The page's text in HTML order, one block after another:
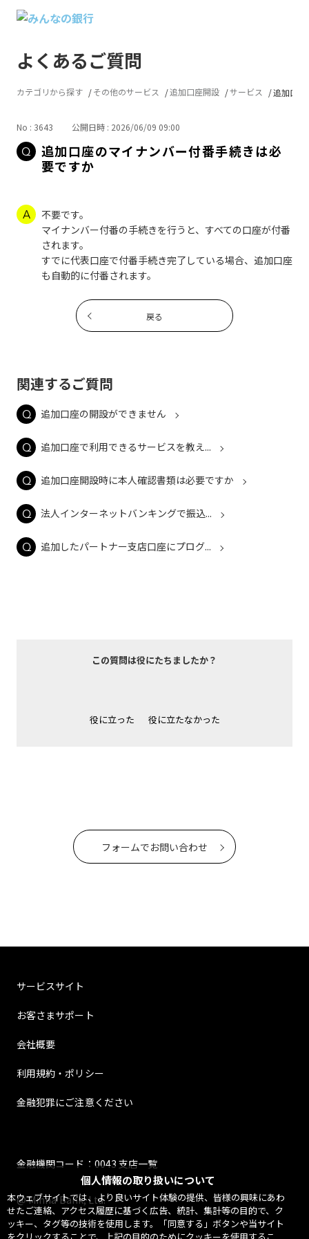
よくあるご質問
個人情報の取り扱いについて
本ウェブサイトでは、より良いサイト体験の提供、皆様の興味にあわ
せたご連絡、アクセス履歴に基づく広告、統計、集計等の目的で、ク
ッキー、タグ等の技術を使用します。「同意する」ボタンや当サイト
カテゴリから探す その他のサービス 追加口座開設 サービス 追加口座
No : 3643 公開日時 : 2026/06/09 09:00
追加口座のマイナンバー付番手続きは必
要ですか
不要です。
マイナンバー付番の手続きを行うと、すべての口座が付番
されます。
すでに代表口座で付番手続き完了している場合、追加口座
も自動的に付番されます。
戻る
関連するご質問
追加口座の開設ができません
追加口座で利用できるサービスを教え...
追加口座開設時に本人確認書類は必要ですか
法人インターネットバンキングで振込...
追加したパートナー支店口座にプログ...
この質問は役にたちましたか？
役に立った 役に立たなかった
フォームでお問い合わせ
サービスサイト
お客さまサポート
会社概要
利用規約・ポリシー
金融犯罪にご注意ください
金融機関コード：0043 支店一覧
@ Minna Bank, Ltd.